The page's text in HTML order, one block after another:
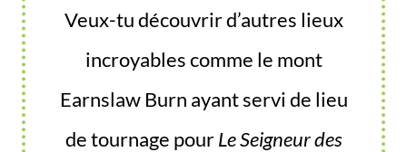
Veux-tu découvrir d’autres lieux
incroyables comme le mont
Earnslaw Burn ayant servi de lieu
de tournage pourLe Seigneur des